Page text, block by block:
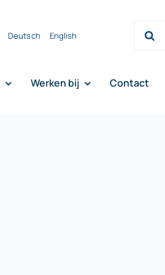
Deutsch English
Zoeken
naar:
Werken bij Contact